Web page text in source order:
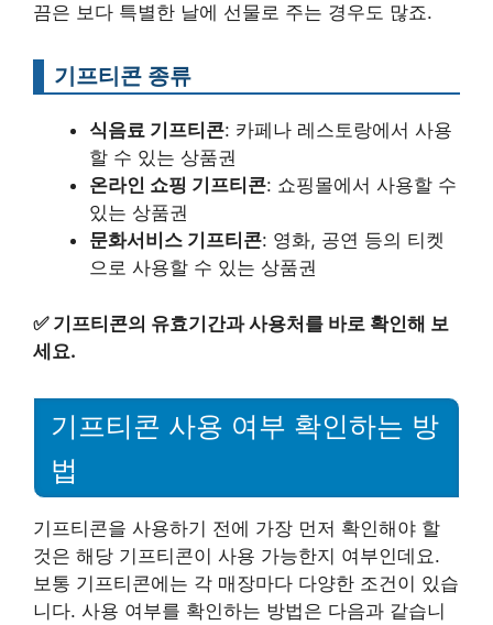
끔은 보다 특별한 날에 선물로 주는 경우도 많죠.
기프티콘 종류
식음료 기프티콘: 카페나 레스토랑에서 사용
할 수 있는 상품권
온라인 쇼핑 기프티콘: 쇼핑몰에서 사용할 수
있는 상품권
문화서비스 기프티콘: 영화, 공연 등의 티켓
으로 사용할 수 있는 상품권
✅ 기프티콘의 유효기간과 사용처를 바로 확인해 보
세요.
기프티콘 사용 여부 확인하는 방
법
기프티콘을 사용하기 전에 가장 먼저 확인해야 할
것은 해당 기프티콘이 사용 가능한지 여부인데요.
보통 기프티콘에는 각 매장마다 다양한 조건이 있습
니다. 사용 여부를 확인하는 방법은 다음과 같습니